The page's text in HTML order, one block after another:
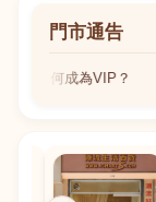
門市通告
如何成為VIP？